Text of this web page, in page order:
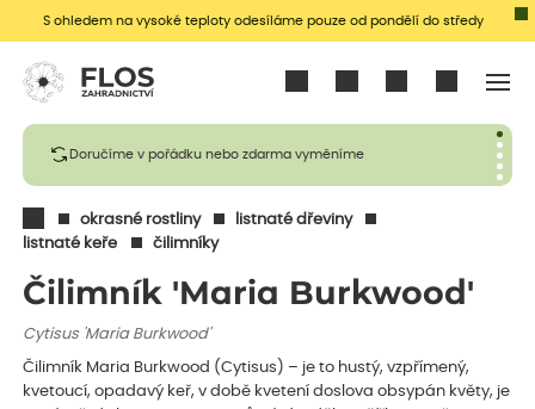
S ohledem na vysoké teploty odesíláme pouze od pondělí do středy
Doručíme v pořádku nebo zdarma vyměníme
okrasné rostliny
listnaté dřeviny
listnaté keře
čilimníky
Čilimník 'Maria Burkwood'
Cytisus 'Maria Burkwood'
Čilimník Maria Burkwood (Cytisus) – je to hustý, vzpřímený,
kvetoucí, opadavý keř, v době kvetení doslova obsypán květy, je